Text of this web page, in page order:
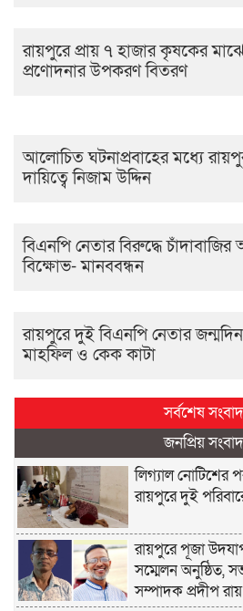
রায়পুরে প্রায় ৭ হাজার কৃষকের
প্রণোদনার উপকরণ বিতরণ
আলোচিত ঘটনাপ্রবাহের মধ্যে
দায়িত্বে নিজাম উদ্দিন
বিএনপি নেতার বিরুদ্ধে
বিক্ষোভ- মানববন্ধন
রায়পুরে দুই বিএনপি নেতার
মাহফিল ও কেক কাটা
সর্বশেষ সংবাদ
জনপ্রিয় সংবাদ
লিগ্যাল
রায়পুরে দুই
রায়পুরে পূজা
সম্মেলন অনুষ্ঠিত,
সম্পাদক প্রদীপ রায়